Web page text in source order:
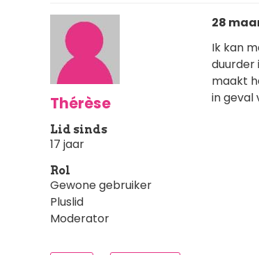
Thérèse
Lid sinds
17 jaar
Rol
Gewone gebruiker
Pluslid
Moderator
28
Ik kan
duurder
maakt
in geval